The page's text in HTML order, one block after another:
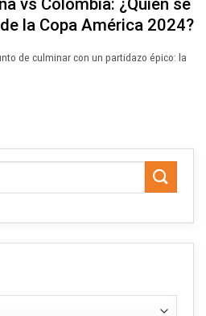
la Copa América 2024?
de culminar con un partidazo épico: la